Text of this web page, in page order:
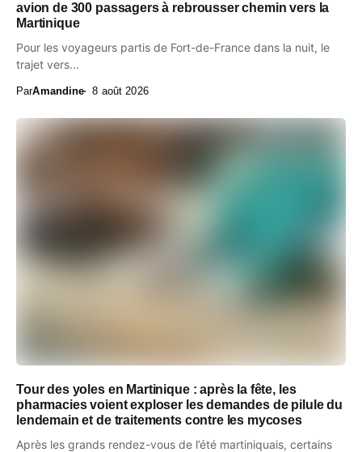
avion de 300 passagers à rebrousser chemin vers la
Martinique
Pour les voyageurs partis de Fort-de-France dans la nuit, le
trajet vers...
ParAmandine 8 août 2026
Tour des yoles en Martinique : après la fête, les
pharmacies voient exploser les demandes de pilule du
lendemain et de traitements contre les mycoses
Après les grands rendez-vous de l’été martiniquais, certains